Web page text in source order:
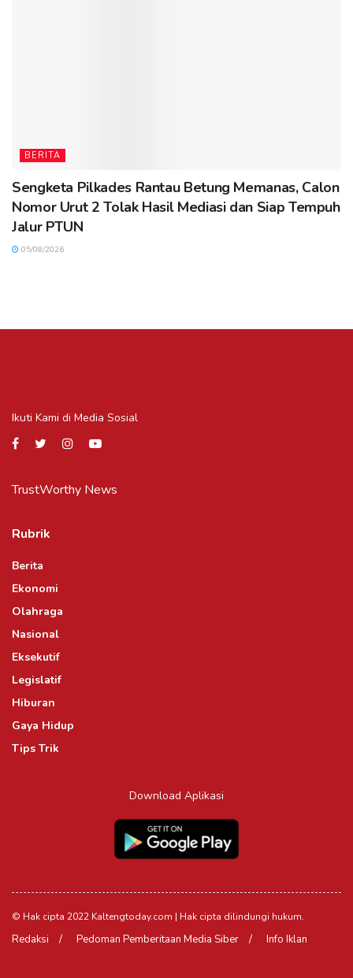
BERITA
Sengketa Pilkades Rantau Betung Memanas, Calon
Nomor Urut 2 Tolak Hasil Mediasi dan Siap Tempuh
Jalur PTUN
05/08/2026
Ikuti Kami di Media Sosial
TrustWorthy News
Rubrik
Berita
Ekonomi
Olahraga
Nasional
Eksekutif
Legislatif
Hiburan
Gaya Hidup
Tips Trik
Download Aplikasi
© Hak cipta 2022 Kaltengtoday.com | Hak cipta dilindungi hukum.
Redaksi Pedoman Pemberitaan Media Siber Info Iklan